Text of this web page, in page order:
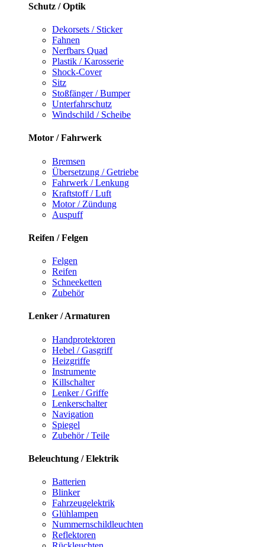
Schutz / Optik
Dekorsets / Sticker
Fahnen
Nerfbars Quad
Plastik / Karosserie
Shock-Cover
Sitz
Stoßfänger / Bumper
Unterfahrschutz
Windschild / Scheibe
Motor / Fahrwerk
Bremsen
Übersetzung / Getriebe
Fahrwerk / Lenkung
Kraftstoff / Luft
Motor / Zündung
Auspuff
Reifen / Felgen
Felgen
Reifen
Schneeketten
Zubehör
Lenker / Armaturen
Handprotektoren
Hebel / Gasgriff
Heizgriffe
Instrumente
Killschalter
Lenker / Griffe
Lenkerschalter
Navigation
Spiegel
Zubehör / Teile
Beleuchtung / Elektrik
Batterien
Blinker
Fahrzeugelektrik
Glühlampen
Nummernschildleuchten
Reflektoren